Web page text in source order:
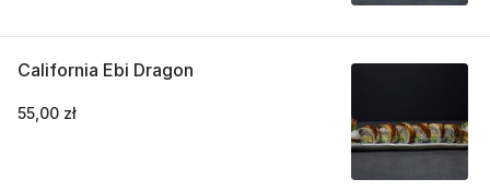
California Ebi Dragon
55,00 zł